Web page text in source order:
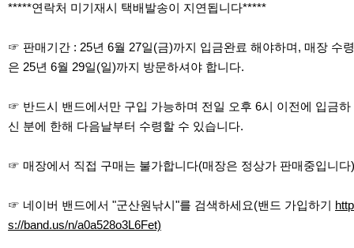
*****연락처 미기재시 택배발송이 지연됩니다*****
☞ 판매기간 : 25년 6월 27일(금)까지 입금완료 해야하며, 매장 수령
은 25년 6월 29일(일)까지 방문하셔야 합니다.
☞ 반드시 밴드에서만 구입 가능하며 전일 오후 6시 이전에 입금하
신 분에 한해 다음날부터 수령할 수 있습니다.
☞ 매장에서 직접 구매는 불가합니다(매장은 정상가 판매중입니다)
☞ 네이버 밴드에서 "군산원낚시"를 검색하세요(밴드 가입하기 http
s://band.us/n/a0a528o3L6Fet)